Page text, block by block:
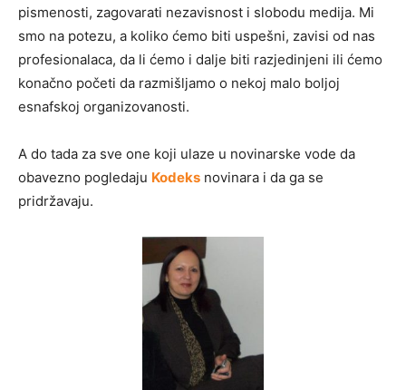
pismenosti, zagovarati nezavisnost i slobodu medija. Mi
smo na potezu, a koliko ćemo biti uspešni, zavisi od nas
profesionalaca, da li ćemo i dalje biti razjedinjeni ili ćemo
konačno početi da razmišljamo o nekoj malo boljoj
esnafskoj organizovanosti.
A do tada za sve one koji ulaze u novinarske vode da
obavezno pogledaju Kodeks novinara i da ga se
pridržavaju.